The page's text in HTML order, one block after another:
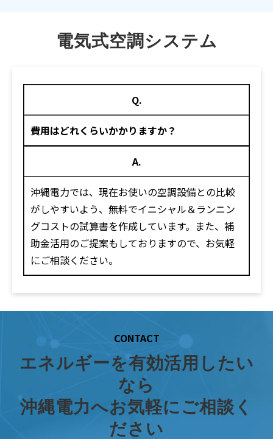
電気式空調システム
Q.
費用はどれくらいかかりますか？
A.
沖縄電力では、現在お使いの空調設備との比較
がしやすいよう、無料でイニシャル＆ランニン
グコストの試算書を作成しています。また、補
助金活用のご提案もしておりますので、お気軽
にご相談ください。
CONTACT
エネルギーを有効活用したい
なら
沖縄電力へお気軽にご相談く
ださい